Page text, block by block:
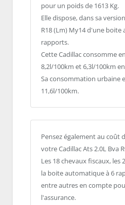
pour un poids de 1613 Kg.
Elle dispose, dans sa
R18 (Lm) My14 d'une
rapports.
Cette Cadillac consomme
8,2l/100km et 6,3l/100km
Sa consommation urbaine
11,6l/100km.
Pensez également au coût
votre Cadillac Ats 2.0L Bva
Les 18 chevaux fiscaux, les
la boite automatique à 6
entre autres en compte
l'assurance.